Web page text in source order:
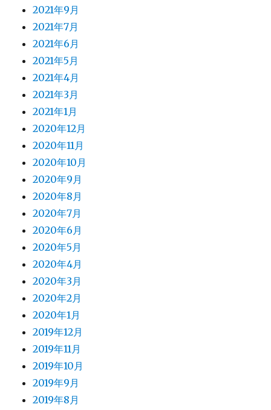
2021年9月
2021年7月
2021年6月
2021年5月
2021年4月
2021年3月
2021年1月
2020年12月
2020年11月
2020年10月
2020年9月
2020年8月
2020年7月
2020年6月
2020年5月
2020年4月
2020年3月
2020年2月
2020年1月
2019年12月
2019年11月
2019年10月
2019年9月
2019年8月